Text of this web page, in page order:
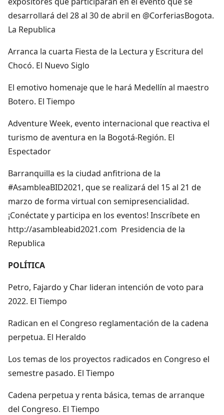
desarrollará del 28 al 30 de abril en @CorferiasBogota.
La Republica
Arranca la cuarta Fiesta de la Lectura y Escritura del
Chocó. El Nuevo Siglo
El emotivo homenaje que le hará Medellín al maestro
Botero. El Tiempo
Adventure Week, evento internacional que reactiva el
turismo de aventura en la Bogotá-Región. El
Espectador
Barranquilla es la ciudad anfitriona de la
#AsambleaBID2021, que se realizará del 15 al 21 de
marzo de forma virtual con semipresencialidad.
¡Conéctate y participa en los eventos! Inscríbete en
http://asambleabid2021.com Presidencia de la
Republica
POLÍTICA
Petro, Fajardo y Char lideran intención de voto para
2022. El Tiempo
Radican en el Congreso reglamentación de la cadena
perpetua. El Heraldo
Los temas de los proyectos radicados en Congreso el
semestre pasado. El Tiempo
Cadena perpetua y renta básica, temas de arranque
del Congreso. El Tiempo